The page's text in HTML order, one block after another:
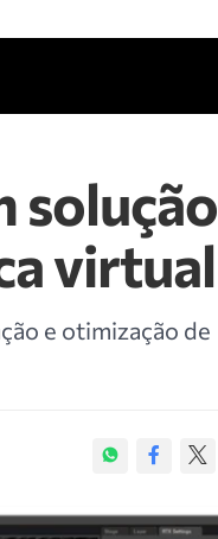
solução
virtual
e otimização de